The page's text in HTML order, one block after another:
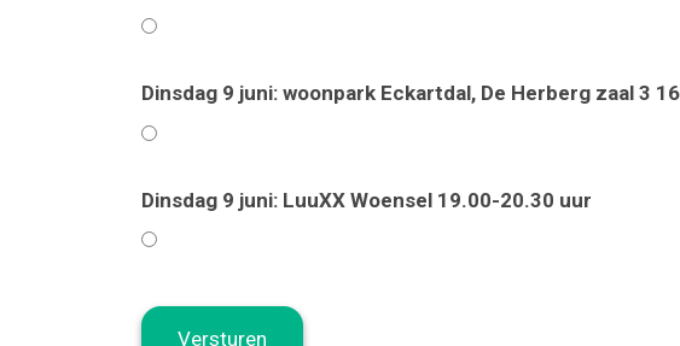
Dinsdag 9 juni: woonpark Eckartdal, De Herberg zaal 3
Dinsdag 9 juni: LuuXX Woensel 19.00-20.30 uur